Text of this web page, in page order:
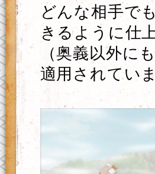
どんな相手でも
きるように仕
（奥義以外に
適用されてい